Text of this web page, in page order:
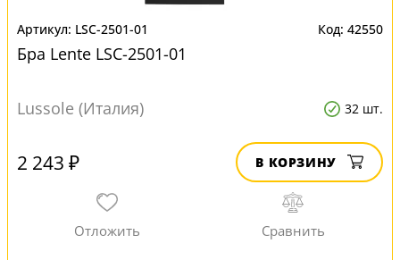
LSC-2501-01 42550
Бра Lente LSC-2501-01
Lussole (Италия) 32 шт.
2 243 ₽ В КОРЗИНУ